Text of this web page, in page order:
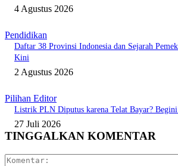
4 Agustus 2026
Pendidikan
Daftar 38 Provinsi Indonesia dan Sejarah
Kini
2 Agustus 2026
Pilihan Editor
Listrik PLN Diputus karena Telat Bayar?
27 Juli 2026
TINGGALKAN KOMENTAR